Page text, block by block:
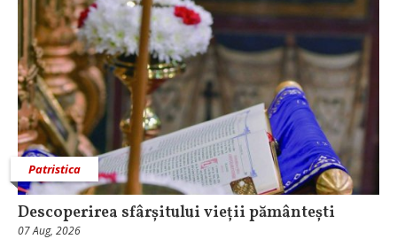
Patristica
Descoperirea sfârșitului vieții pământești
07 Aug, 2026